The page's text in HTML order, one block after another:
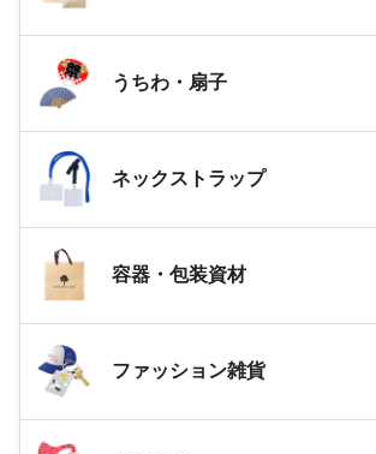
うちわ・扇子
ネックストラップ
容器・包装資材
ファッション雑貨